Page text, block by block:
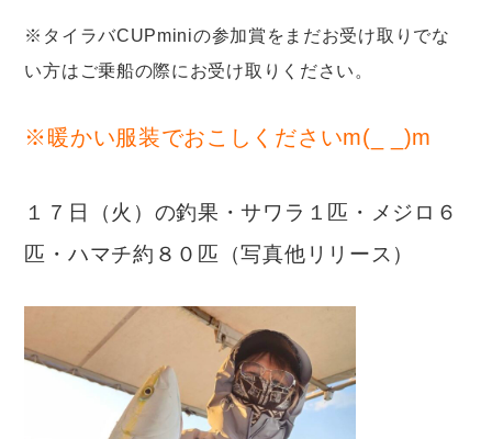
※タイラバCUPminiの参加賞をまだお受け取りでな
い方はご乗船の際にお受け取りください。
※暖かい服装でおこしくださいm(_ _)m
１７日（火）の釣果・サワラ１匹・メジロ６
匹・ハマチ約８０匹（写真他リリース）